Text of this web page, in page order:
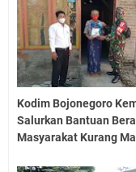
Kodim Bojonegoro
Salurkan Bantuan
Masyarakat Kurang